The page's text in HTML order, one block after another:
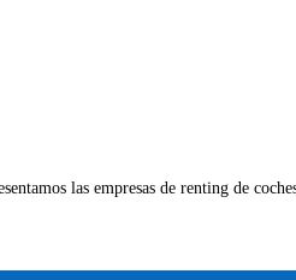
las empresas de renting de